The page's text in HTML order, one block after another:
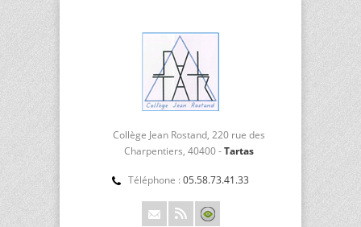
Collège Jean Rostand, 220 rue des
Charpentiers, 40400 -Tartas
Téléphone : 05.58.73.41.33